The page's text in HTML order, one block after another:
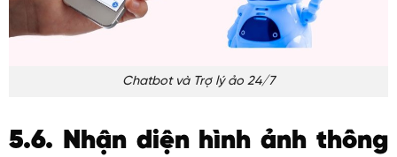
Chatbot và Trợ lý ảo 24/7
5.6. Nhận diện hình ảnh thông